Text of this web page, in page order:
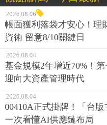
2026.08.06
帳面獲利落袋才安心！理
資術 留意8/10關鍵日
2026.08.04
基金規模2年增近70%！
迎向大資產管理時代
2026.08.04
00410A正式掛牌！「台
一次看懂AI供應鏈布局